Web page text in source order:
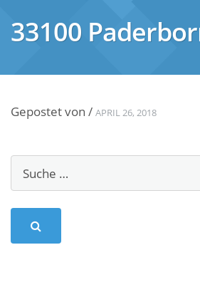
33100
Gepostet von / APRIL 26, 2018